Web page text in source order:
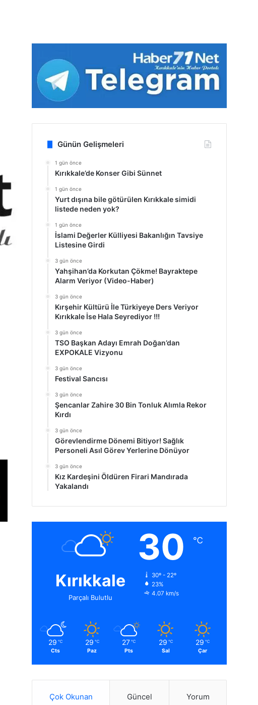
Günün Gelişmeleri
1 gün önce
Kırıkkale’de Konser Gibi Sünnet
1 gün önce
Yurt dışına bile götürülen Kırıkkale simidi
listede neden yok?
1 gün önce
İslami Değerler Külliyesi Bakanlığın Tavsiye
Listesine Girdi
3 gün önce
Yahşihan’da Korkutan Çökme! Bayraktepe
Alarm Veriyor (Video-Haber)
3 gün önce
Kırşehir Kültürü İle Türkiyeye Ders Veriyor
Kırıkkale İse Hala Seyrediyor !!!
3 gün önce
TSO Başkan Adayı Emrah Doğan’dan
EXPOKALE Vizyonu
3 gün önce
Festival Sancısı
3 gün önce
Şencanlar Zahire 30 Bin Tonluk Alımla Rekor
Kırdı
3 gün önce
Görevlendirme Dönemi Bitiyor! Sağlık
Personeli Asıl Görev Yerlerine Dönüyor
3 gün önce
Kız Kardeşini Öldüren Firari Mandırada
Yakalandı
Kırıkkale
Parçalı Bulutlu
30 ℃
30º - 22º
23%
4.07 km/s
29 ℃
Cts
29 ℃
Paz
27 ℃
Pts
29 ℃
Sal
29 ℃
Çar
Çok Okunan Güncel Yorum